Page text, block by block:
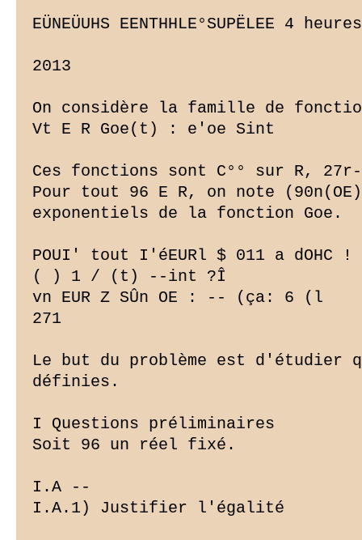
EÜNEÜUHS EENTHHLE°SUPËLEE 4
2013
On considère la famille de
Vt E R Goe(t) : e'oe Sint
Ces fonctions sont C°° sur R,
Pour tout 96 E R, on note
exponentiels de la fonction Goe.
POUI' tout I'éEURl $ 011 a dOHC !
( ) 1 / (t) --int ?Î
vn EUR Z SÛn OE : -- (ça: 6 (l
271
Le but du problème est d'étudier
définies.
I Questions préliminaires
Soit 96 un réel fixé.
I.A --
I.A.1) Justifier l'égalité